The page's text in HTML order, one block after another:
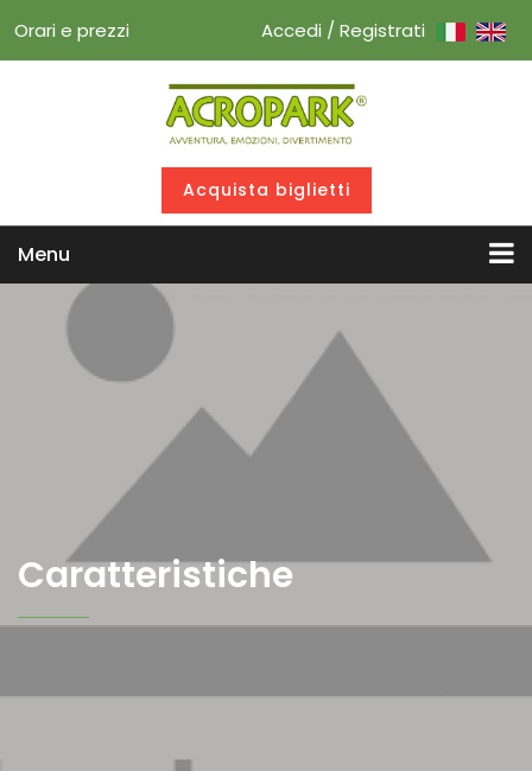
Orari e prezzi Accedi / Registrati
Acquista biglietti
Menu
Caratteristiche